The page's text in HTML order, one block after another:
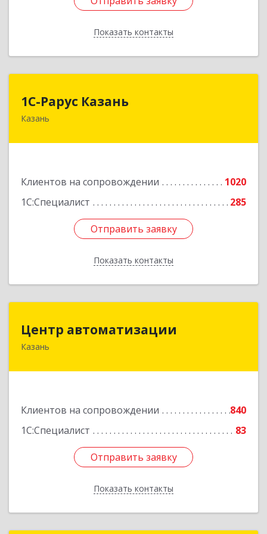
Показать контакты
Назад
1С-Рарус Казань
Казань
Клиентов на сопровождении
1020
1С:Специалист
285
Отправить заявку
Показать контакты
420088, Татарстан Респ, Казань г, Победы пр-
Отправить заявку
Назад
Центр автоматизации
Казань
Клиентов на сопровождении
840
1С:Специалист
83
Отправить заявку
Показать контакты
420133, Татарстан Респ, Казань г, Ямашева пр-
Отправить заявку
Назад